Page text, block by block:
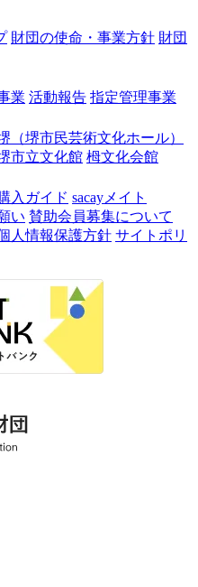
財団の使命・事業方針 財団
業 活動報告 指定管理事業
（堺市民芸術文化ホール）
市立文化館 栂文化会館
入ガイド sacayメイト
い 賛助会員募集について
人情報保護方針 サイトポリ